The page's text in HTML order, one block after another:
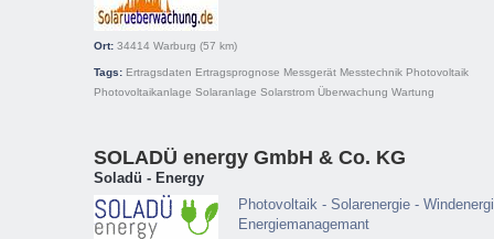
Ort: 34414 Warburg (57 km)
Tags: Ertragsdaten Ertragsprognose Messgerät Messtechnik Photovoltaik
Photovoltaikanlage Solaranlage Solarstrom Überwachung Wartung
SOLADÜ energy GmbH & Co. KG
Soladü - Energy
Photovoltaik - Solarenergie -
Energiemanagemant